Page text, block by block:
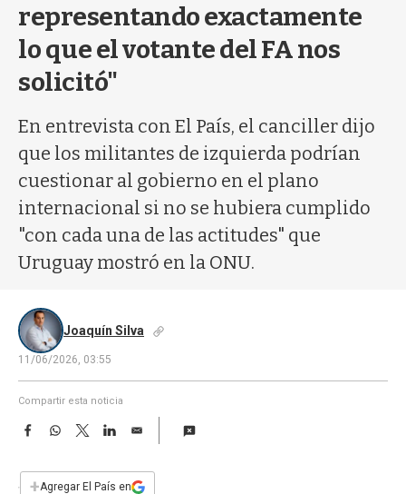
representando exactamente
lo que el votante del FA nos
solicitó"
En entrevista con El País, el canciller dijo
que los militantes de izquierda podrían
cuestionar al gobierno en el plano
internacional si no se hubiera cumplido
"con cada una de las actitudes" que
Uruguay mostró en la ONU.
Joaquín Silva
11/06/2026, 03:55
Compartir esta noticia
F
e
W
T
w
t
L
E
i
+Agregar El País en